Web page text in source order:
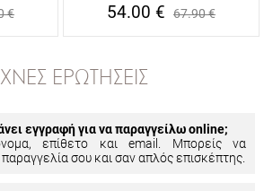
€ 54.00 € 67.90€
ΕΡΩΤΉΣΕΙΣ
εγγραφή για να παραγγείλω online;
επίθετο και email. Μπορείς να
σου και σαν απλός επισκέπτης.